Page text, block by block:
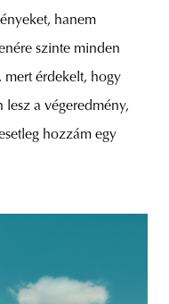
hanem
szinte minden
mert érdekelt, hogy
a végeredmény,
hozzám egy